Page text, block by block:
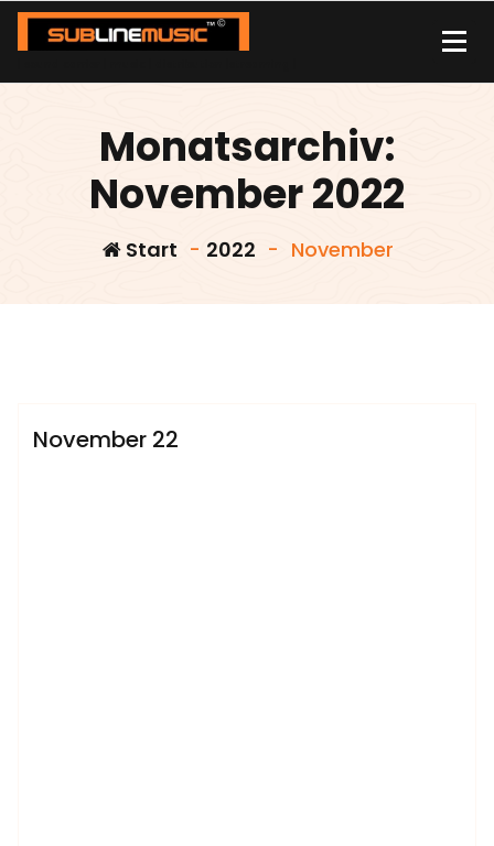
Zum
Inhalt
Monatsarchiv:
November 2022
Start - 2022 - November
Sublinemusic & Media UG
November 22